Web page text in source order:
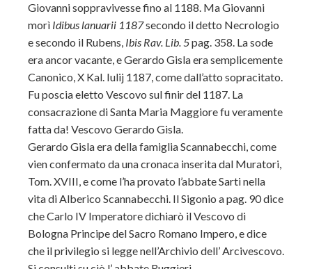
Giovanni soppravivesse fino al 1188. Ma Giovanni
morì Idibus lanuarii 1187secondo il detto Necrologio
e secondo il Rubens, Ibis Rav. Lib. 5pag. 358. La sode
era ancor vacante, e Gerardo Gisla era semplicemente
Canonico, X Kal. Iulij 1187, come dall’atto sopracitato.
Fu poscia eletto Vescovo sul finir del 1187. La
consacrazione di Santa Maria Maggiore fu veramente
fatta da! Vescovo Gerardo Gisla.
Gerardo Gisla era della famiglia Scannabecchi, come
vien confermato da una cronaca inserita dal Muratori,
Tom. XVIII, e come l’ha provato l’abbate Sarti nella
vita di Alberico Scannabecchi. Il Sigonio a pag. 90 dice
che Carlo IV Imperatore dichiarò il Vescovo di
Bologna Principe del Sacro Romano Impero, e dice
che il privilegio si legge nell’Archivio dell’ Arcivescovo.